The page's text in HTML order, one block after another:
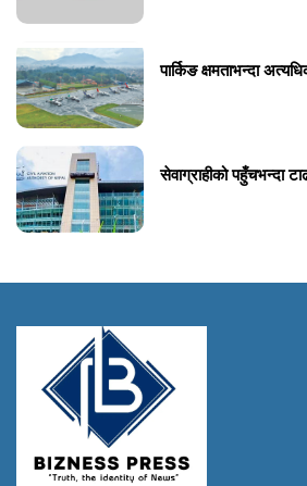
पार्किङ क्षमताभन्दा
सेवाग्राहीको पहुँचभन्दा